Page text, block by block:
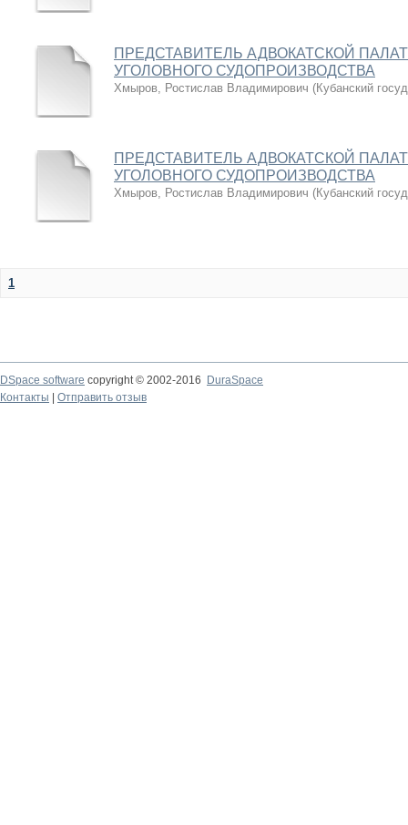
ПРЕДСТАВИТЕЛЬ АДВОКАТСКОЙ
УГОЛОВНОГО СУДОПРОИЗВОДСТВА
Хмыров, Ростислав Владимирович (Кубанский
ПРЕДСТАВИТЕЛЬ АДВОКАТСКОЙ
УГОЛОВНОГО СУДОПРОИЗВОДСТВА
Хмыров, Ростислав Владимирович (Кубанский
1
DSpace software copyright © 2002-2016
DuraSpace
Контакты
Отправить отзыв